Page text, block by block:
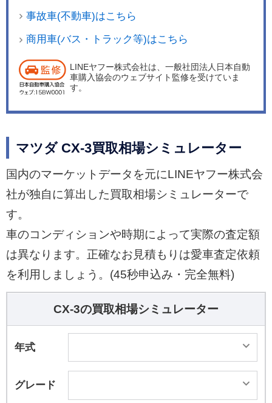
事故車(不動車)はこちら
商用車(バス・トラック等)はこちら
LINEヤフー株式会社は、一般社団法人日本自動
車購入協会のウェブサイト監修を受けていま
す。
マツダ CX-3買取相場シミュレーター
国内のマーケットデータを元にLINEヤフー株式会
社が独自に算出した買取相場シミュレーターで
す。
車のコンディションや時期によって実際の査定額
は異なります。正確なお見積もりは愛車査定依頼
を利用しましょう。(45秒申込み・完全無料)
CX-3の買取相場シミュレーター
年式
グレード